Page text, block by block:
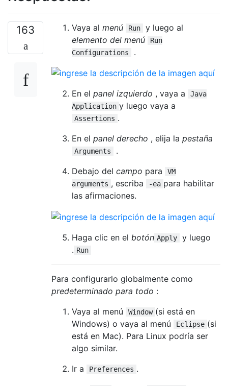
163 Vaya al menú Run
y luego al
elemento del menú
Run
Configurations
.
En el panel izquierdo , vaya a
Java
Application y luego vaya a
Assertions .
En el panel derecho , elija la pestaña
Arguments
.
Debajo del campo para
VM
arguments , escriba -ea para habilitar
las afirmaciones.
Haga clic en el botón Apply
y luego
. Run
Para configurarlo globalmente como
predeterminado para todo :
Vaya al menú
Window (si está en
Windows) o vaya al menú
Eclipse (si
está en Mac). Para Linux podría ser
algo similar.
Ir a
Preferences .